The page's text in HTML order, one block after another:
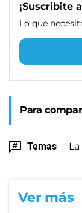
¡Suscribite
Lo que
Para
Temas
Ver más